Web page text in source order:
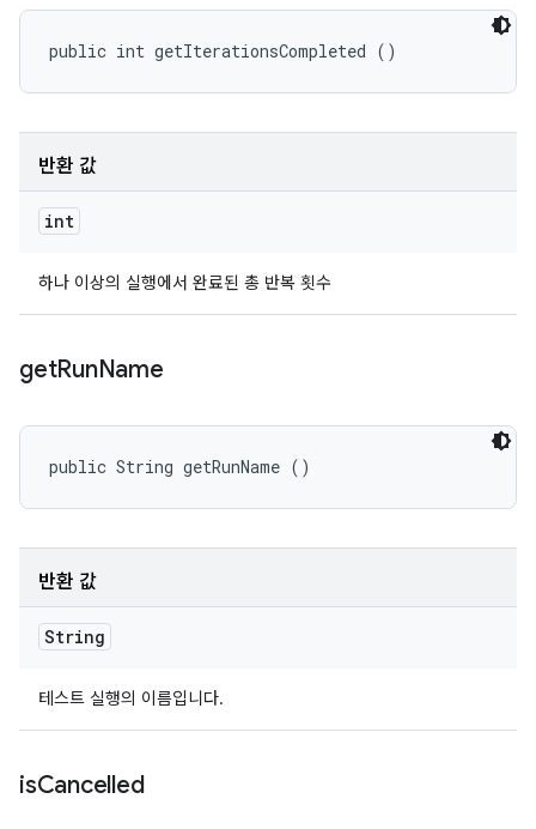
public int getIterationsCompleted ()
반환 값
int
하나 이상의 실행에서 완료된 총 반복 횟수
getRunName
public String getRunName ()
반환 값
String
테스트 실행의 이름입니다.
isCancelled